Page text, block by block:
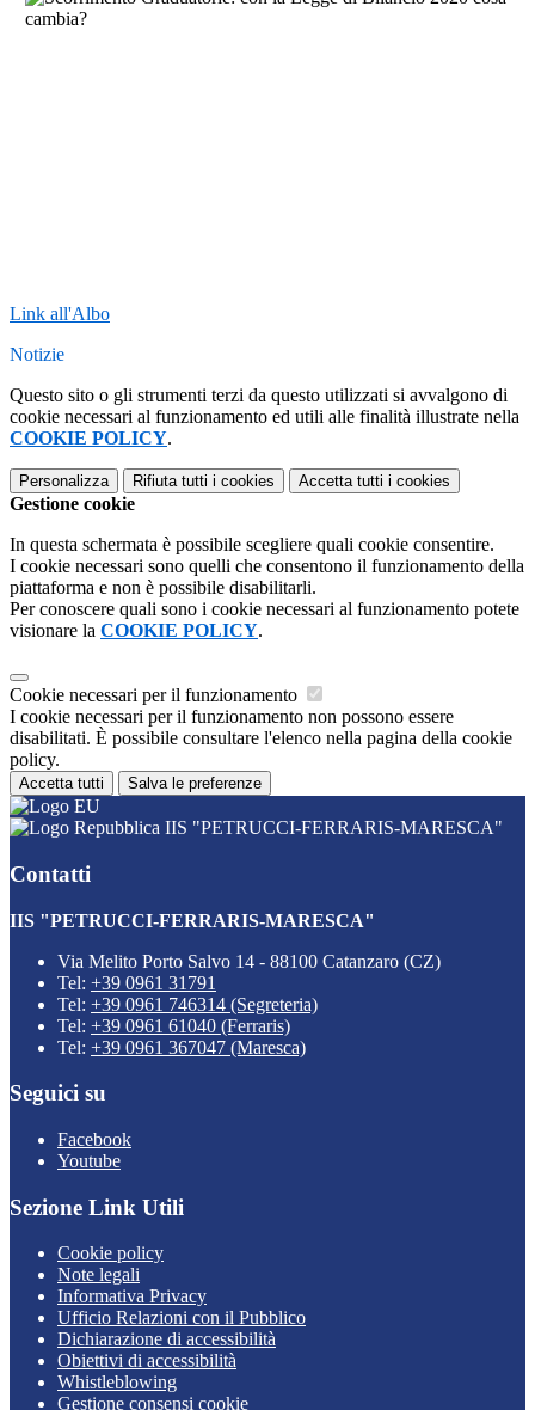
Link all'Albo
Notizie
Questo sito o gli strumenti terzi da questo utilizzati si avvalgono di
cookie necessari al funzionamento ed utili alle finalità illustrate nella
COOKIE POLICY.
Personalizza Rifiuta tutti i cookies Accetta tutti i cookies
Gestione cookie
In questa schermata è possibile scegliere quali cookie consentire.
I cookie necessari sono quelli che consentono il funzionamento della
piattaforma e non è possibile disabilitarli.
Per conoscere quali sono i cookie necessari al funzionamento potete
visionare la COOKIE POLICY.
Cookie necessari per il funzionamento
I cookie necessari per il funzionamento non possono essere
disabilitati. È possibile consultare l'elenco nella pagina della cookie
policy.
Accetta tutti Salva le preferenze
IIS "PETRUCCI-FERRARIS-MARESCA"
Contatti
IIS "PETRUCCI-FERRARIS-MARESCA"
Via Melito Porto Salvo 14 - 88100 Catanzaro (CZ)
Tel: +39 0961 31791
Tel: +39 0961 746314 (Segreteria)
Tel: +39 0961 61040 (Ferraris)
Tel: +39 0961 367047 (Maresca)
Seguici su
Facebook
Youtube
Sezione Link Utili
Cookie policy
Note legali
Informativa Privacy
Ufficio Relazioni con il Pubblico
Dichiarazione di accessibilità
Obiettivi di accessibilità
Whistleblowing
Gestione consensi cookie